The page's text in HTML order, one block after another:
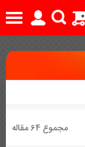
0
مجموع 64 مقاله